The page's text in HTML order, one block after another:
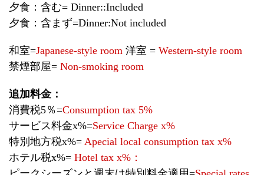
夕食：含む= Dinner::Included
夕食：含まず=Dinner:Not included
和室=Japanese-style room 洋室 = Western-style room
禁煙部屋= Non-smoking room
追加料金：
消費税5％=Consumption tax 5%
サービス料金x%=Service Charge x%
特別地方税x%= Apecial local consumption tax x%
ホテル税x%= Hotel tax x%：